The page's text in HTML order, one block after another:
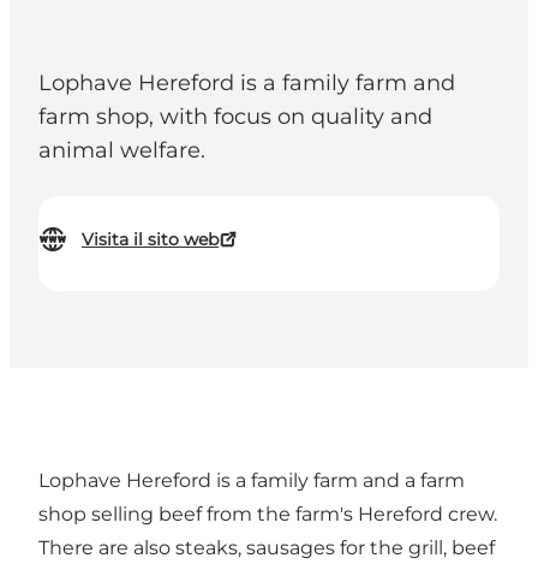
Lophave Hereford is a family farm and
farm shop, with focus on quality and
animal welfare.
Visita il sito web
Lophave Hereford is a family farm and a farm
shop selling beef from the farm's Hereford crew.
There are also steaks, sausages for the grill, beef